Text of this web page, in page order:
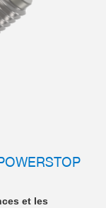
et les